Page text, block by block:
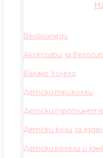
Велосипеди
Аксесоари за
Баланс колело
Детски триколки
Детски
Детски коли за
Детски ролели и